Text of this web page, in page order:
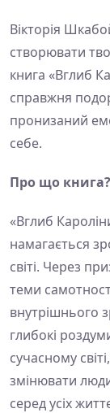
Вікторія
створювати
книга «Вглиб
справжня
пронизаний
себе.
Про що книга?
«Вглиб
намагається
світі. Через
теми
внутрішнього
глибокі
сучасному
змінювати
серед усіх